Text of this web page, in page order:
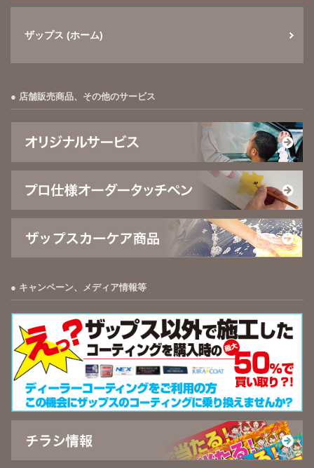
ザップス (ホーム)
店舗販売商品、その他のサービス
キャンペーン、メディア情報等